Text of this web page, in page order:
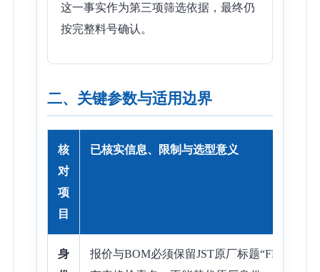
这一事实作为第三项筛选依据，最终仍
按完整料号确认。
二、关键参数与适用边界
核
对
项
目
已核实信息、限制与选型意义
身
报价与BOM必须保留JST原厂标题“FMN